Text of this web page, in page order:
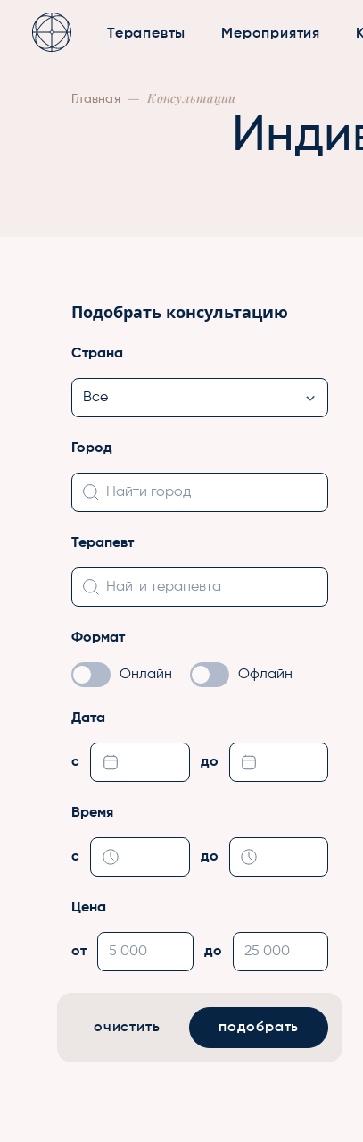
Терапевты Мероприятия
Главная — Консультации
Подобрать консультацию
Страна
Город
Терапевт
Формат
Онлайн Офлайн
Дата
с до
Время
с до
Цена
от до
очистить подобрать